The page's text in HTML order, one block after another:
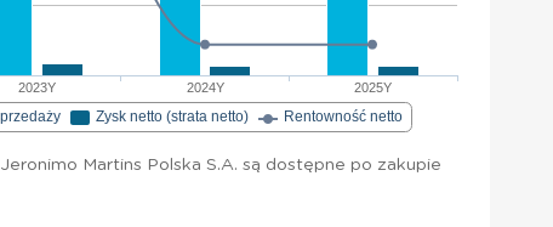
2023Y 2024Y 2025Y
Zysk netto (strata netto) Rentowność netto
Martins Polska S.A. są dostępne po zakupie